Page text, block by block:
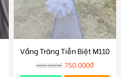
Vầng Trăng Tiễn Biệt M110
800.000₫ 750.000₫